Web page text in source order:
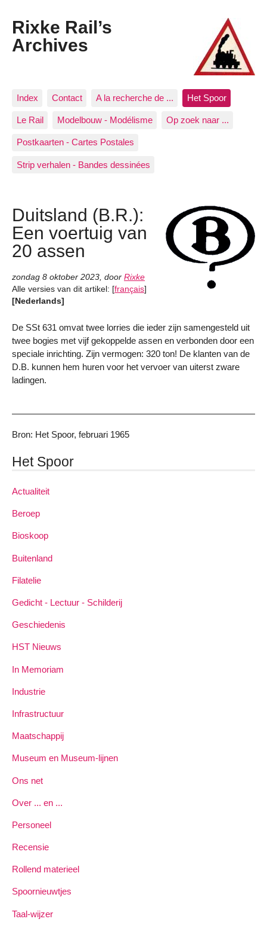
Rixke Rail’s
Archives
Index Contact A la recherche de ... Het Spoor
Le Rail Modelbouw - Modélisme Op zoek naar ...
Postkaarten - Cartes Postales
Strip verhalen - Bandes dessinées
Duitsland (B.R.):
Een voertuig van
20 assen
zondag 8 oktober 2023, door Rixke
Alle versies van dit artikel: [français]
[Nederlands]
De SSt 631 omvat twee lorries die ieder zijn samengesteld uit
twee bogies met vijf gekoppelde assen en verbonden door een
speciale inrichting. Zijn vermogen: 320 ton! De klanten van de
D.B. kunnen hem huren voor het vervoer van uiterst zware
ladingen.
Bron: Het Spoor, februari 1965
Het Spoor
Actualiteit
Beroep
Bioskoop
Buitenland
Filatelie
Gedicht - Lectuur - Schilderij
Geschiedenis
HST Nieuws
In Memoriam
Industrie
Infrastructuur
Maatschappij
Museum en Museum-lijnen
Ons net
Over ... en ...
Personeel
Recensie
Rollend materieel
Spoornieuwtjes
Taal-wijzer